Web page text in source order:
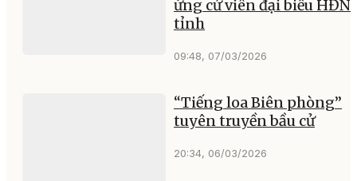
ứng cử viên đại biểu
tỉnh
09:48, 07/03/2026
“Tiếng loa Biên phòng”
tuyên truyền bầu cử
20:34, 06/03/2026